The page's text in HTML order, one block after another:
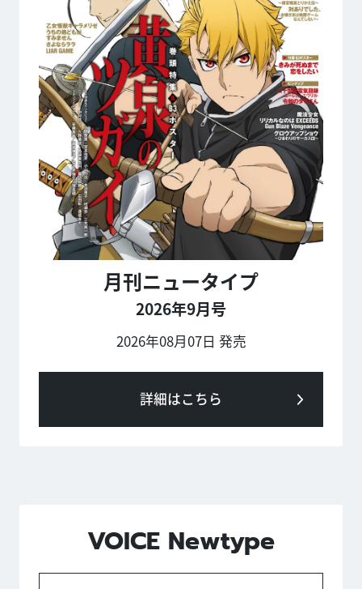
月刊ニュータイプ
2026年9月号
2026年08月07日 発売
詳細はこちら
VOICE Newtype